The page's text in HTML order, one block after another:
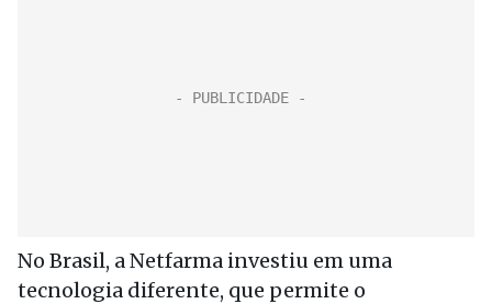
No Brasil, a Netfarma investiu em uma
tecnologia diferente, que permite o